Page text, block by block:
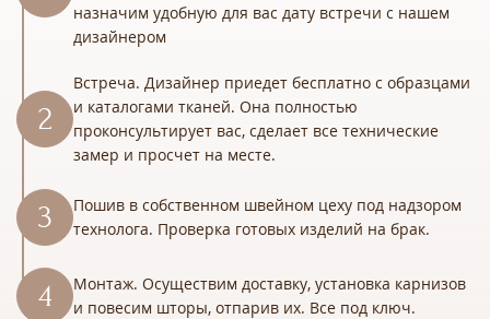
назначим удобную для вас дату встречи с нашем
дизайнером
Встреча. Дизайнер приедет бесплатно с образцами
и каталогами тканей. Она полностью
проконсультирует вас, сделает все технические
замер и просчет на месте.
Пошив в собственном швейном цеху под надзором
технолога. Проверка готовых изделий на брак.
Монтаж. Осуществим доставку, установка карнизов
и повесим шторы, отпарив их. Все под ключ.